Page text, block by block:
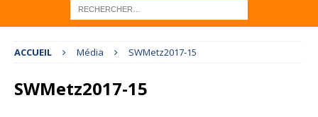
ACCUEIL Média SWMetz2017-15
SWMetz2017-15